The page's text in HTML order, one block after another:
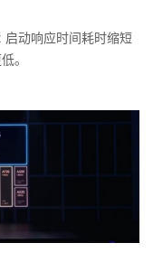
动响应时间耗时缩短
。